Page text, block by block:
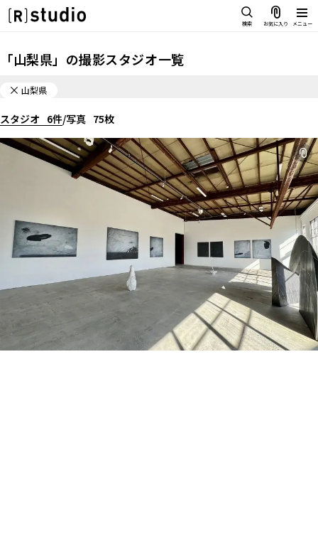
検索 お気に入り メニュー
IMAGE
雰囲気で探したい
SCENE
部屋ごとに写真で見比べたい
ひとつのスタジオであれもこれも
LOCATION
カフェやオフィスなどロケシーンも
SIZE&PRICE
広さと利用料金で探す
ALL FILTER
すべての選択肢からスタジオを探す
スタジオを探す
雰囲気で探したい
部屋ごとに写真で見比べたい
VARIATION
LOCATION
カフェやオフィスなどロケシーンも
SIZE&PRICE
ALL FILTER
すべての選択肢からスタジオを探す
スタジオ一覧
マップから探す
お気に入り
「山梨県」の撮影スタジオ一覧
山梨県
スタジオ 6件/写真 75枚